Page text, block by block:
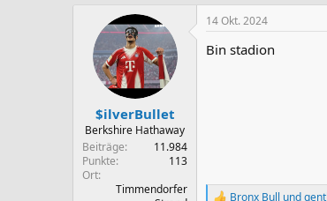
$ilverBullet
Berkshire Hathaway
Beiträge
11.984
Punkte
113
Ort
Timmendorfer
14 Okt. 2024
Bin stadion
Bronx Bull und